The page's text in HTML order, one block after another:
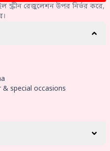
স্ক্রীন রেজুলেশন উপর নির্ভর করে,
special occasions